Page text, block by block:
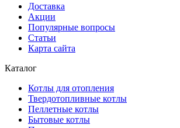
Доставка
Акции
Популярные вопросы
Статьи
Карта сайта
Каталог
Котлы для отопления
Твердотопливные котлы
Пеллетные котлы
Бытовые котлы